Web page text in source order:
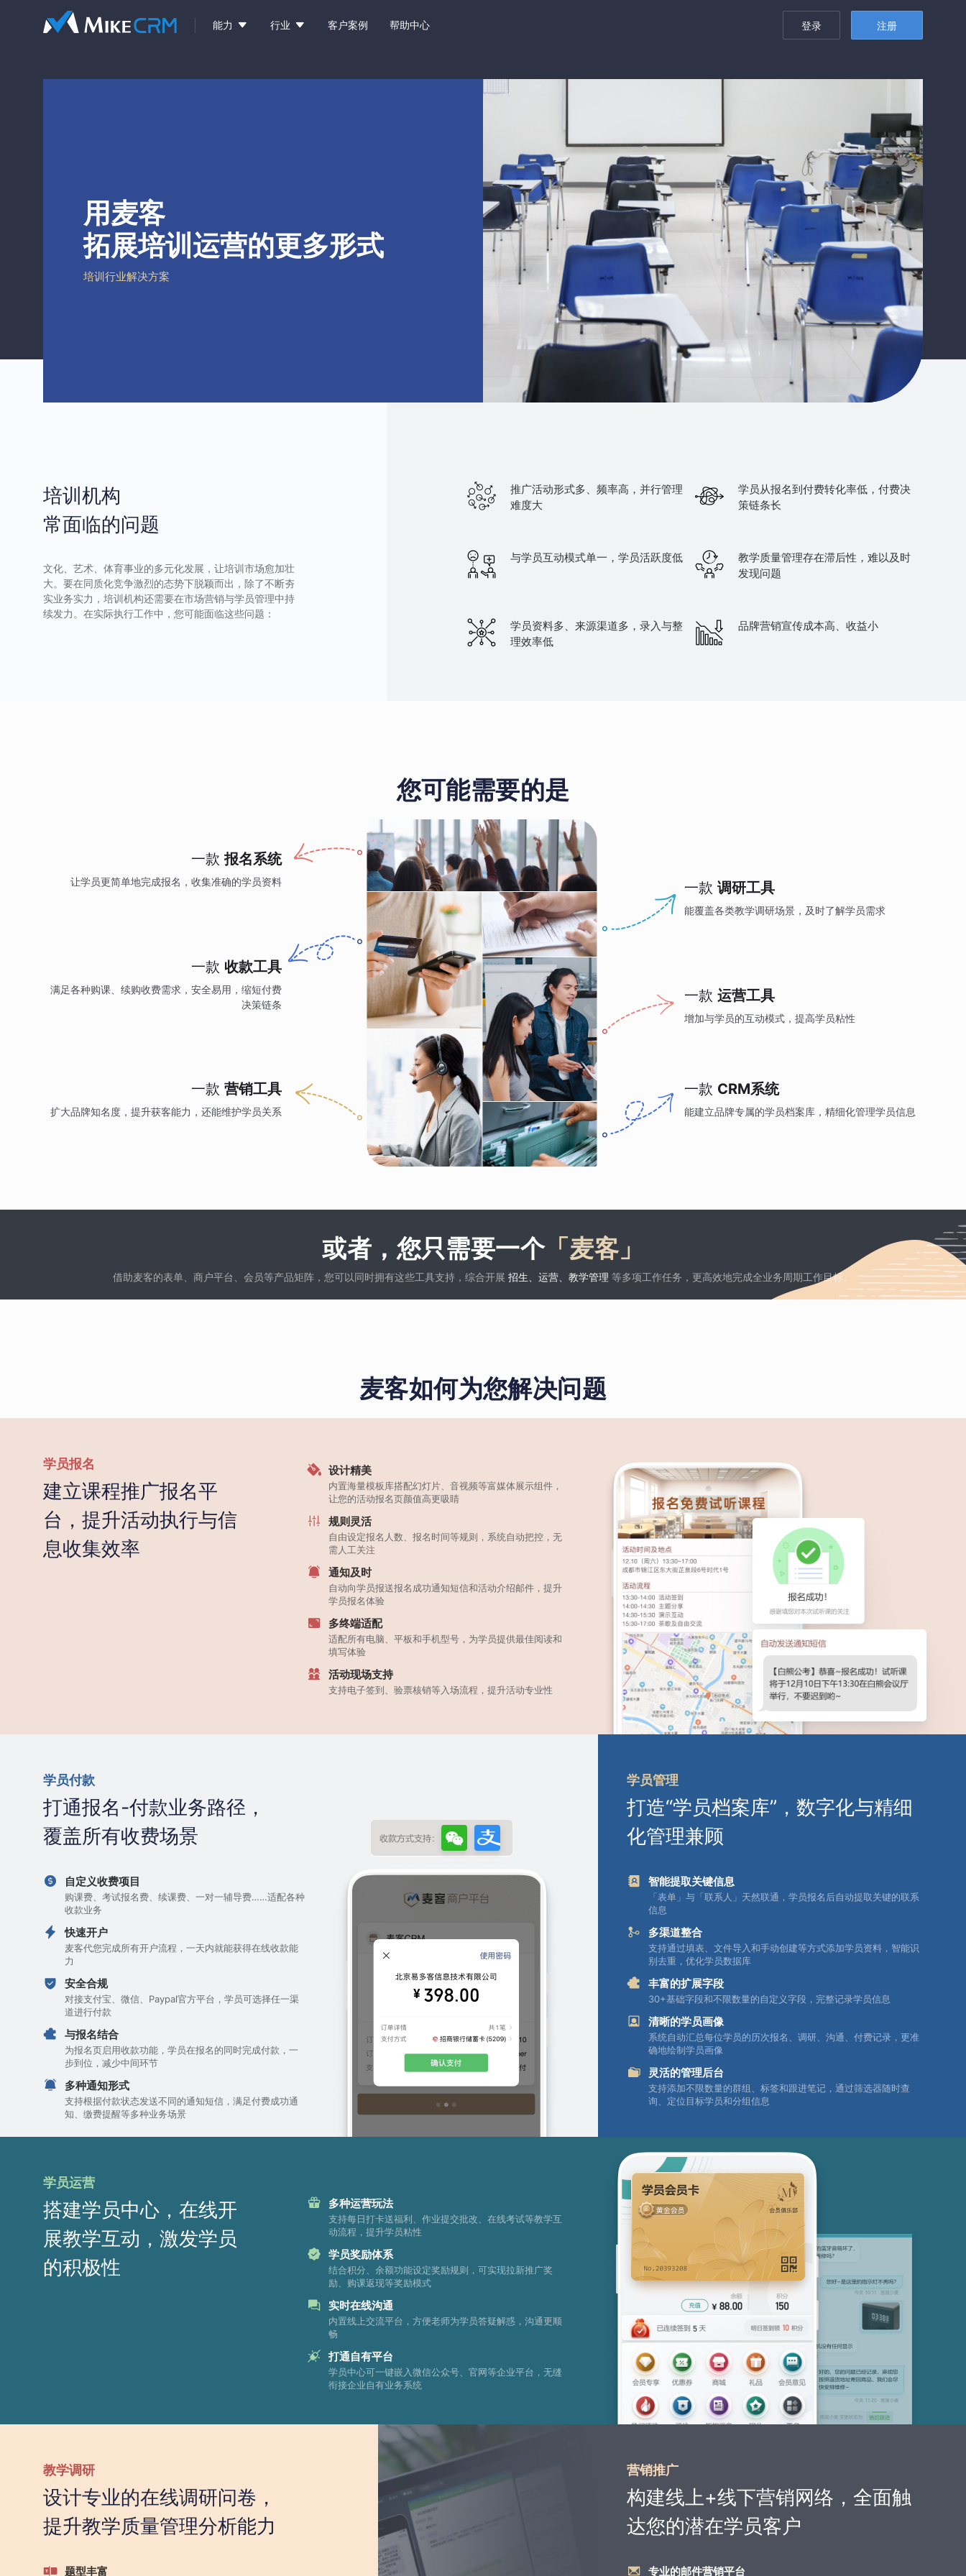
能力  行业  客户案例 帮助中心 登录 注册
用麦客
拓展培训运营的更多形式
培训行业解决方案
培训机构
常面临的问题
文化、艺术、体育事业的多元化发展，让培训市场愈加壮
大。要在同质化竞争激烈的态势下脱颖而出，除了不断夯
实业务实力，培训机构还需要在市场营销与学员管理中持
续发力。在实际执行工作中，您可能面临这些问题：
推广活动形式多、频率高，并行管理
难度大
学员从报名到付费转化率低，付费决
策链条长
与学员互动模式单一，学员活跃度低
教学质量管理存在滞后性，难以及时
发现问题
学员资料多、来源渠道多，录入与整
理效率低
品牌营销宣传成本高、收益小
您可能需要的是
一款 报名系统
让学员更简单地完成报名，收集准确的学员资料
一款 收款工具
满足各种购课、续购收费需求，安全易用，缩短付费
决策链条
一款 营销工具
扩大品牌知名度，提升获客能力，还能维护学员关系
一款 调研工具
能覆盖各类教学调研场景，及时了解学员需求
一款 运营工具
增加与学员的互动模式，提高学员粘性
一款 CRM系统
能建立品牌专属的学员档案库，精细化管理学员信息
或者，您只需要一个「麦客」
借助麦客的表单、商户平台、会员等产品矩阵，您可以同时拥有这些工具支持，综合开展 招生、运营、教学管理 等多项工作任务，更高效地完成全业务周期工作目标。
麦客如何为您解决问题
学员报名
建立课程推广报名平
台，提升活动执行与信
息收集效率
设计精美
内置海量模板库搭配幻灯片、音视频等富媒体展示组件，
让您的活动报名页颜值高更吸睛
规则灵活
自由设定报名人数、报名时间等规则，系统自动把控，无
需人工关注
通知及时
自动向学员报送报名成功通知短信和活动介绍邮件，提升
学员报名体验
多终端适配
适配所有电脑、平板和手机型号，为学员提供最佳阅读和
填写体验
活动现场支持
支持电子签到、验票核销等入场流程，提升活动专业性
学员付款
打通报名-付款业务路径，
覆盖所有收费场景
自定义收费项目
购课费、考试报名费、续课费、一对一辅导费……适配各种
收款业务
快速开户
麦客代您完成所有开户流程，一天内就能获得在线收款能
力
安全合规
对接支付宝、微信、Paypal官方平台，学员可选择任一渠
道进行付款
与报名结合
为报名页启用收款功能，学员在报名的同时完成付款，一
步到位，减少中间环节
多种通知形式
支持根据付款状态发送不同的通知短信，满足付费成功通
知、缴费提醒等多种业务场景
学员管理
打造“学员档案库”，数字化与精细
化管理兼顾
智能提取关键信息
「表单」与「联系人」天然联通，学员报名后自动提取关键的联系
信息
多渠道整合
支持通过填表、文件导入和手动创建等方式添加学员资料，智能识
别去重，优化学员数据库
丰富的扩展字段
30+基础字段和不限数量的自定义字段，完整记录学员信息
清晰的学员画像
系统自动汇总每位学员的历次报名、调研、沟通、付费记录，更准
确地绘制学员画像
灵活的管理后台
支持添加不限数量的群组、标签和跟进笔记，通过筛选器随时查
询、定位目标学员和分组信息
学员运营
搭建学员中心，在线开
展教学互动，激发学员
的积极性
多种运营玩法
支持每日打卡送福利、作业提交批改、在线考试等教学互
动流程，提升学员粘性
学员奖励体系
结合积分、余额功能设定奖励规则，可实现拉新推广奖
励、购课返现等奖励模式
实时在线沟通
内置线上交流平台，方便老师为学员答疑解惑，沟通更顺
畅
打通自有平台
学员中心可一键嵌入微信公众号、官网等企业平台，无缝
衔接企业自有业务系统
教学调研
设计专业的在线调研问卷，
提升教学质量管理分析能力
题型丰富
营销推广
构建线上+线下营销网络，全面触
达您的潜在学员客户
专业的邮件营销平台